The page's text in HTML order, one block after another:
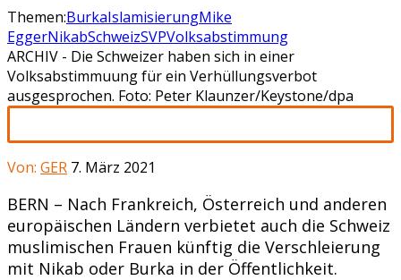
Themen:BurkaIslamisierungMike
EggerNikabSchweizSVPVolksabstimmung
ARCHIV - Die Schweizer haben sich in einer
Volksabstimmuung für ein Verhüllungsverbot
ausgesprochen. Foto: Peter Klaunzer/Keystone/dpa
Von: GER 7. März 2021
BERN – Nach Frankreich, Österreich und anderen
europäischen Ländern verbietet auch die Schweiz
muslimischen Frauen künftig die Verschleierung
mit Nikab oder Burka in der Öffentlichkeit.